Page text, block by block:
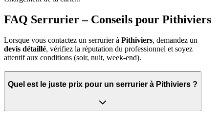
FAQ Serrurier – Conseils pour Pithiviers
Lorsque vous contactez un serrurier à Pithiviers, demandez un
devis détaillé, vérifiez la réputation du professionnel et soyez
attentif aux conditions (soir, nuit, week‑end).
Quel est le juste prix pour un serrurier à Pithiviers ?